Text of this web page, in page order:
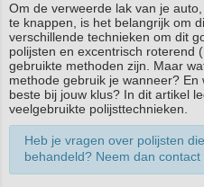
Om de verweerde lak van je
te knappen, is het belangrijk om
verschillende technieken om dit
polijsten en excentrisch roterend
gebruikte methoden zijn. Maar
methode gebruik je wanneer?
beste bij jouw klus? In dit artikel
veelgebruikte polijsttechnieken.
Heb je vragen over polijsten
behandeld? Neem dan contact